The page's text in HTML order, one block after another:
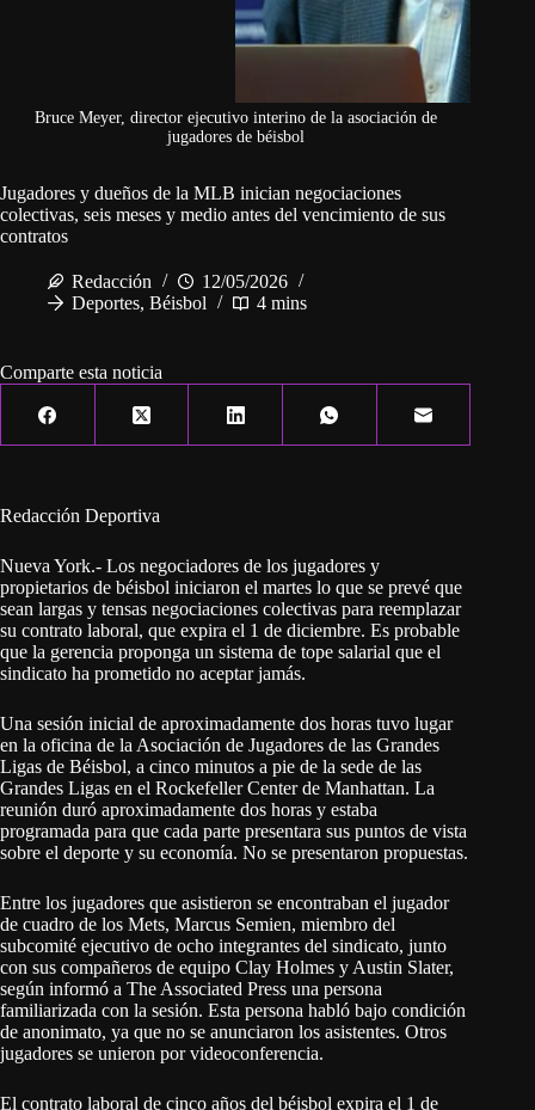
Bruce Meyer, director ejecutivo interino de la asociación de
jugadores de béisbol
Jugadores y dueños de la MLB inician negociaciones
colectivas, seis meses y medio antes del vencimiento de sus
contratos
Redacción
12/05/2026
Deportes, Béisbol 4 mins
Comparte esta noticia
Redacción Deportiva
Nueva York.- Los negociadores de los jugadores y
propietarios de béisbol iniciaron el martes lo que se prevé que
sean largas y tensas negociaciones colectivas para reemplazar
su contrato laboral, que expira el 1 de diciembre. Es probable
que la gerencia proponga un sistema de tope salarial que el
sindicato ha prometido no aceptar jamás.
Una sesión inicial de aproximadamente dos horas tuvo lugar
en la oficina de la Asociación de Jugadores de las Grandes
Ligas de Béisbol, a cinco minutos a pie de la sede de las
Grandes Ligas en el Rockefeller Center de Manhattan. La
reunión duró aproximadamente dos horas y estaba
programada para que cada parte presentara sus puntos de vista
sobre el deporte y su economía. No se presentaron propuestas.
Entre los jugadores que asistieron se encontraban el jugador
de cuadro de los Mets, Marcus Semien, miembro del
subcomité ejecutivo de ocho integrantes del sindicato, junto
con sus compañeros de equipo Clay Holmes y Austin Slater,
según informó a The Associated Press una persona
familiarizada con la sesión. Esta persona habló bajo condición
de anonimato, ya que no se anunciaron los asistentes. Otros
jugadores se unieron por videoconferencia.
El contrato laboral de cinco años del béisbol expira el 1 de